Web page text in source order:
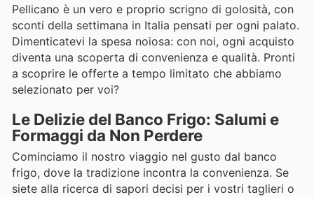
Pellicano è un vero e proprio scrigno di golosità, con
sconti della settimana in Italia pensati per ogni palato.
Dimenticatevi la spesa noiosa: con noi, ogni acquisto
diventa una scoperta di convenienza e qualità. Pronti
a scoprire le offerte a tempo limitato che abbiamo
selezionato per voi?
Le Delizie del Banco Frigo: Salumi e
Formaggi da Non Perdere
Cominciamo il nostro viaggio nel gusto dal banco
frigo, dove la tradizione incontra la convenienza. Se
siete alla ricerca di sapori decisi per i vostri taglieri o